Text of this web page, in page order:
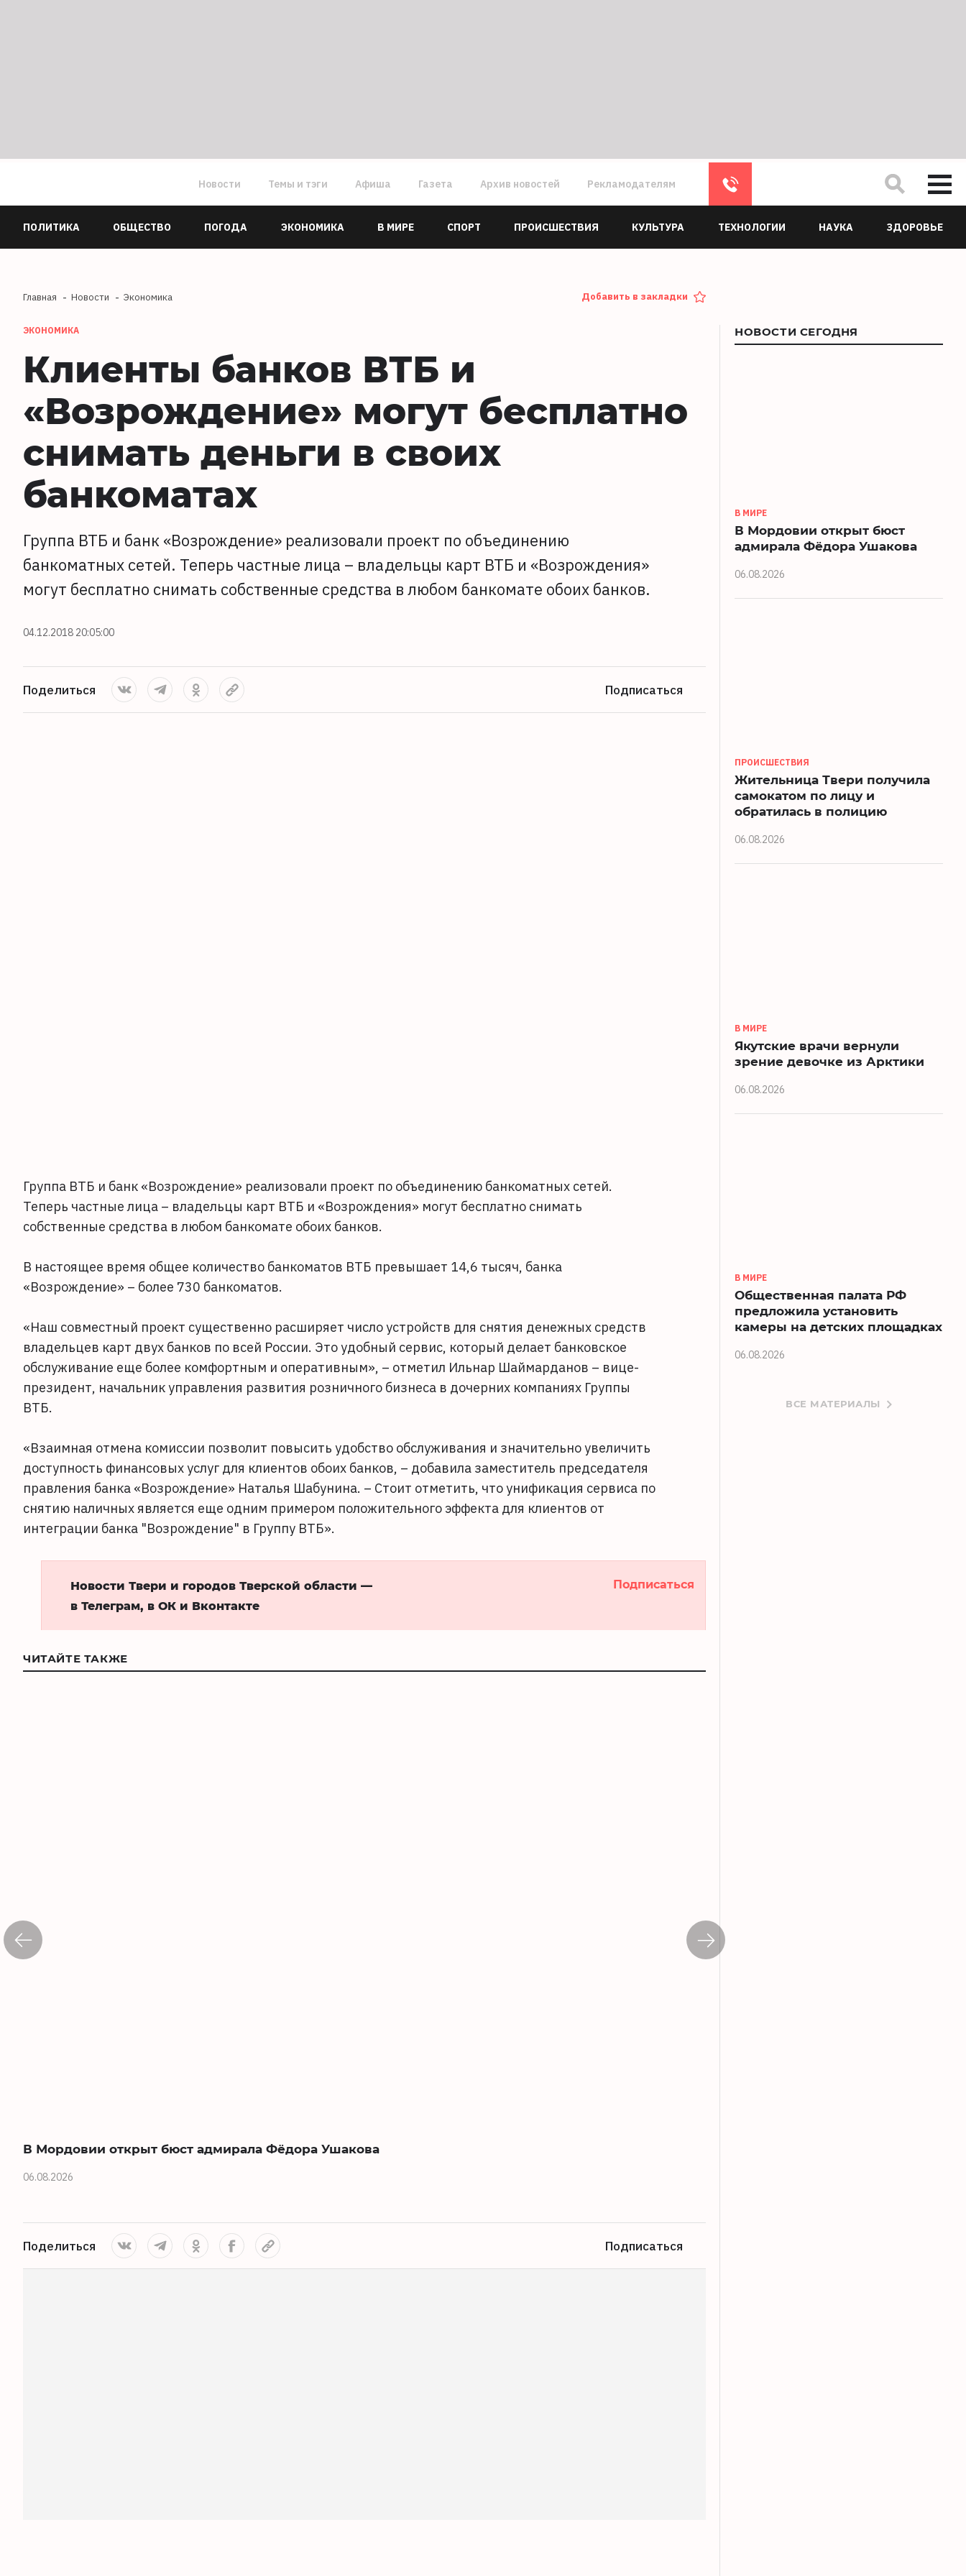
Новости Темы и тэги Афиша Газета Архив новостей Рекламодателям
ПОЛИТИКА ОБЩЕСТВО ПОГОДА ЭКОНОМИКА В МИРЕ СПОРТ ПРОИСШЕСТВИЯ КУЛЬТУРА ТЕХНОЛОГИИ НАУКА ЗДОРОВЬЕ
Главная Новости Экономика Добавить в закладки
ЭКОНОМИКА
Клиенты банков ВТБ и
«Возрождение» могут бесплатно
снимать деньги в своих
банкоматах
Группа ВТБ и банк «Возрождение» реализовали проект по объединению
банкоматных сетей. Теперь частные лица – владельцы карт ВТБ и «Возрождения»
могут бесплатно снимать собственные средства в любом банкомате обоих банков.
04.12.2018 20:05:00
Поделиться Подписаться
Группа ВТБ и банк «Возрождение» реализовали проект по объединению банкоматных сетей.
Теперь частные лица – владельцы карт ВТБ и «Возрождения» могут бесплатно снимать
собственные средства в любом банкомате обоих банков.
В настоящее время общее количество банкоматов ВТБ превышает 14,6 тысяч, банка
«Возрождение» – более 730 банкоматов.
«Наш совместный проект существенно расширяет число устройств для снятия денежных средств
владельцев карт двух банков по всей России. Это удобный сервис, который делает банковское
обслуживание еще более комфортным и оперативным», – отметил Ильнар Шаймарданов – вице-
президент, начальник управления развития розничного бизнеса в дочерних компаниях Группы
ВТБ.
«Взаимная отмена комиссии позволит повысить удобство обслуживания и значительно увеличить
доступность финансовых услуг для клиентов обоих банков, – добавила заместитель председателя
правления банка «Возрождение» Наталья Шабунина. – Стоит отметить, что унификация сервиса по
снятию наличных является еще одним примером положительного эффекта для клиентов от
интеграции банка "Возрождение" в Группу ВТБ».
Новости Твери и городов Тверской области —
в Телеграм, в ОК и Вконтакте
Подписаться
ЧИТАЙТЕ ТАКЖЕ
В Мордовии открыт бюст адмирала Фёдора Ушакова
06.08.2026
Поделиться Подписаться
НОВОСТИ СЕГОДНЯ
В МИРЕ
В Мордовии открыт бюст
адмирала Фёдора Ушакова
06.08.2026
ПРОИСШЕСТВИЯ
Жительница Твери получила
самокатом по лицу и
обратилась в полицию
06.08.2026
В МИРЕ
Якутские врачи вернули
зрение девочке из Арктики
06.08.2026
В МИРЕ
Общественная палата РФ
предложила установить
камеры на детских площадках
06.08.2026
ВСЕ МАТЕРИАЛЫ